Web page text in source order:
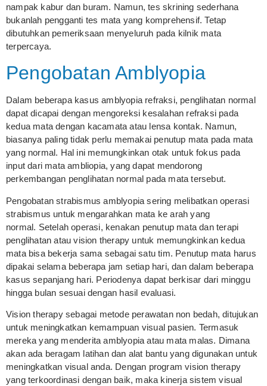
nampak kabur dan buram. Namun, tes skrining sederhana
bukanlah pengganti tes mata yang komprehensif. Tetap
dibutuhkan pemeriksaan menyeluruh pada kilnik mata
terpercaya.
Pengobatan Amblyopia
Dalam beberapa kasus amblyopia refraksi, penglihatan normal
dapat dicapai dengan mengoreksi kesalahan refraksi pada
kedua mata dengan kacamata atau lensa kontak. Namun,
biasanya paling tidak perlu memakai penutup mata pada mata
yang normal. Hal ini memungkinkan otak untuk fokus pada
input dari mata ambliopia, yang dapat mendorong
perkembangan penglihatan normal pada mata tersebut.
Pengobatan strabismus amblyopia sering melibatkan operasi
strabismus untuk mengarahkan mata ke arah yang
normal. Setelah operasi, kenakan penutup mata dan terapi
penglihatan atau vision therapy untuk memungkinkan kedua
mata bisa bekerja sama sebagai satu tim. Penutup mata harus
dipakai selama beberapa jam setiap hari, dan dalam beberapa
kasus sepanjang hari. Periodenya dapat berkisar dari minggu
hingga bulan sesuai dengan hasil evaluasi.
Vision therapy sebagai metode perawatan non bedah, ditujukan
untuk meningkatkan kemampuan visual pasien. Termasuk
mereka yang menderita amblyopia atau mata malas. Dimana
akan ada beragam latihan dan alat bantu yang digunakan untuk
meningkatkan visual anda. Dengan program vision therapy
yang terkoordinasi dengan baik, maka kinerja sistem visual